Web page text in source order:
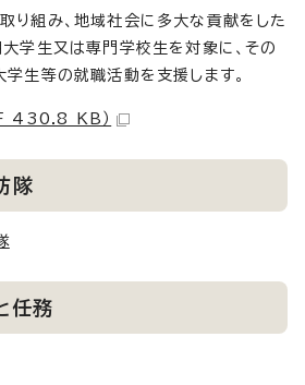
り組み、地域社会に多大な貢献をした
大学生又は専門学校生を対象に、その
学生等の就職活動を支援します。
430.8 KB）
隊
任務